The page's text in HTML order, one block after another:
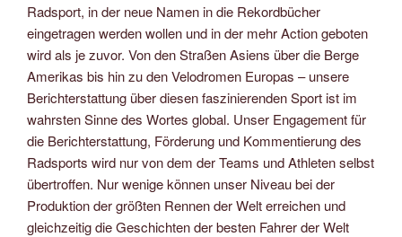
Radsport, in der neue Namen in die Rekordbücher
eingetragen werden wollen und in der mehr Action geboten
wird als je zuvor. Von den Straßen Asiens über die Berge
Amerikas bis hin zu den Velodromen Europas – unsere
Berichterstattung über diesen faszinierenden Sport ist im
wahrsten Sinne des Wortes global. Unser Engagement für
die Berichterstattung, Förderung und Kommentierung des
Radsports wird nur von dem der Teams und Athleten selbst
übertroffen. Nur wenige können unser Niveau bei der
Produktion der größten Rennen der Welt erreichen und
gleichzeitig die Geschichten der besten Fahrer der Welt